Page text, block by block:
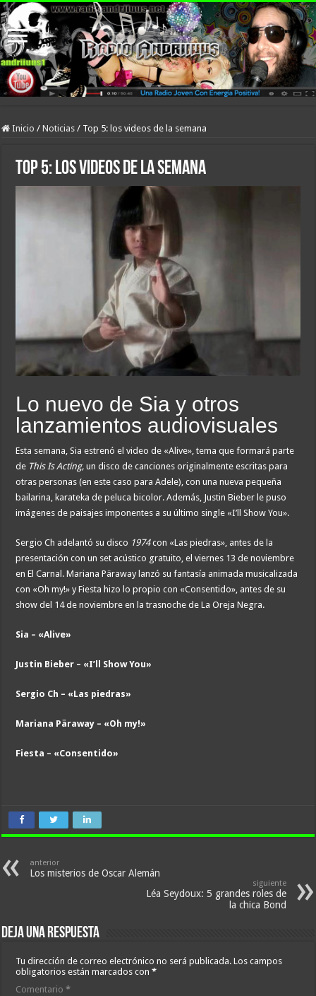
Inicio / Noticias / Top 5: los videos de la semana
Top 5: los videos de la semana
Lo nuevo de Sia y otros
lanzamientos audiovisuales
Esta semana, Sia estrenó el video de «Alive», tema que formará parte
de This Is Acting, un disco de canciones originalmente escritas para
otras personas (en este caso para Adele), con una nueva pequeña
bailarina, karateka de peluca bicolor. Además, Justin Bieber le puso
imágenes de paisajes imponentes a su último single «I’ll Show You».
Sergio Ch adelantó su disco 1974con «Las piedras», antes de la
presentación con un set acústico gratuito, el viernes 13 de noviembre
en El Carnal. Mariana Päraway lanzó su fantasía animada musicalizada
con «Oh my!» y Fiesta hizo lo propio con «Consentido», antes de su
show del 14 de noviembre en la trasnoche de La Oreja Negra.
Sia – «Alive»
Justin Bieber – «I’ll Show You»
Sergio Ch – «Las piedras»
Mariana Päraway – «Oh my!»
Fiesta – «Consentido»
anterior
Los misterios de Oscar Alemán
siguiente
Léa Seydoux: 5 grandes roles de
la chica Bond
Deja una respuesta
Tu dirección de correo electrónico no será publicada. Los campos
obligatorios están marcados con*
Comentario*